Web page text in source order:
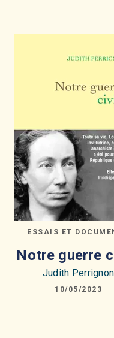
ESSAIS ET
Notre guerre
Judith Perrignon
10/05/2023